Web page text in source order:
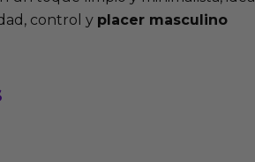
control y placer masculino